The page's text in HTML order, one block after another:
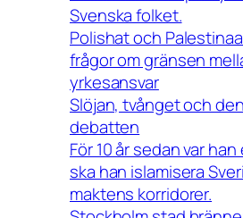
Svenska folket.
Polishat och
frågor om gränsen
yrkesansvar
Slöjan, tvånget och
debatten
För 10 år sedan var
ska han islamisera
maktens korridorer.